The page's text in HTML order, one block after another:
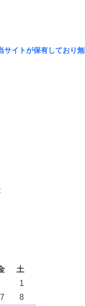
イトが保有しており
土
1
7
8